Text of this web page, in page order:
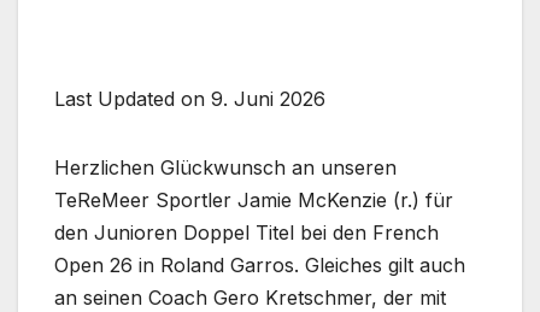
Last Updated on 9. Juni 2026
Herzlichen Glückwunsch an unseren
TeReMeer Sportler Jamie McKenzie (r.) für
den Junioren Doppel Titel bei den French
Open 26 in Roland Garros. Gleiches gilt auch
an seinen Coach Gero Kretschmer, der mit